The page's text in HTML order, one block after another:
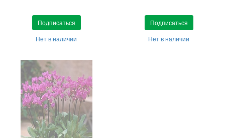
Подписаться
Нет в наличии
Подписаться
Нет в наличии